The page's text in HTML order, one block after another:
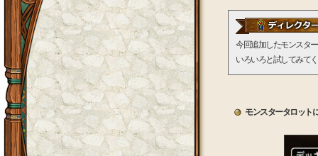
今回追加したモンスタ
いろいろと試してみて
モンスタータロット